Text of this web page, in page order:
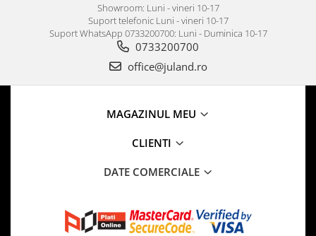
Showroom: Luni - vineri 10-17
Suport telefonic Luni - vineri 10-17
Suport WhatsApp 0733200700: Luni - Duminica 10-17
0733200700
office@juland.ro
MAGAZINUL MEU
CLIENTI
DATE COMERCIALE